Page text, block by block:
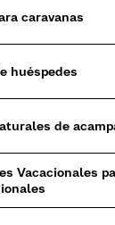
caravanas
huéspedes
de
Vacacionales